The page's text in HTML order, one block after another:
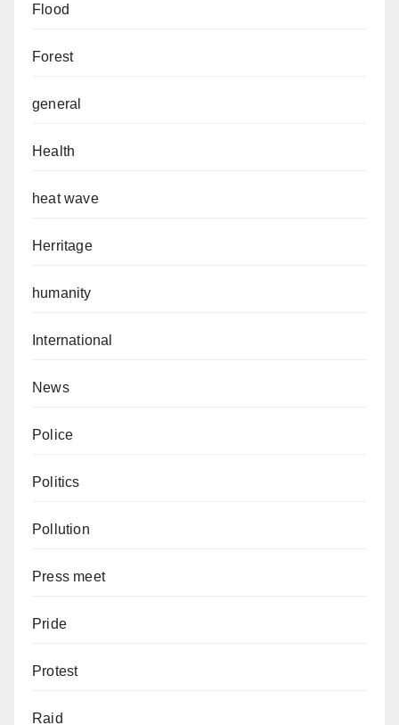
Flood
Forest
general
Health
heat wave
Herritage
humanity
International
News
Police
Politics
Pollution
Press meet
Pride
Protest
Raid